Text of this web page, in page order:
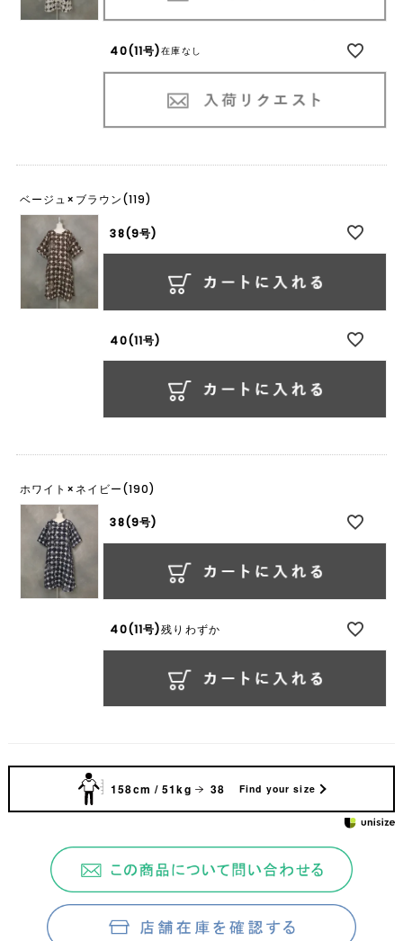
40(11号)在庫なし
ベージュ×ブラウン(119)
38(9号)
40(11号)
ホワイト×ネイビー(190)
38(9号)
40(11号)残りわずか
158cm / 51kg 38 Find your size